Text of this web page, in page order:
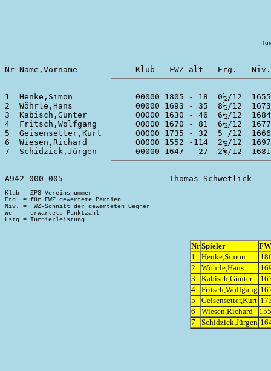
1  Henke,Simon             00000 1805 - 18  0½/12
2  Wöhrle,Hans             00000 1693 - 35  8½/12
3  Kabisch,Günter          00000 1630 - 46  6½/12
4  Fritsch,Wolfgang        00000 1670 - 81  6½/12
5  Geisensetter,Kurt       00000 1735 - 32  5 /12
6  Wiesen,Richard          00000 1552 -114  2½/12
Klub = ZPS-Vereinsnummer
Erg. = für FWZ gewertete Partien
Niv. = FWZ-Schnitt der gewerteten Gegner
We   = erwartete Punktzahl
NrSpieler
1
Henke,Simon
2
Wöhrle,Hans
3
Kabisch,Günter
4
Fritsch,Wolfgang
5
Geisensetter,Kurt
6
Wiesen,Richard
7
Schidzick,Jürgen